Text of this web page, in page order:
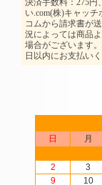
日
月
2
3
9
10